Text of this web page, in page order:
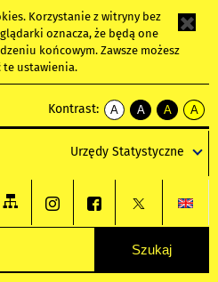
. Korzystanie z witryny bez
oznacza, że będą one
końcowym. Zawsze możesz
te ustawienia.
Kontrast:
A
kontrast
A
kontrast
tekst
czarnym
A
kontrast
tekst
czarnym
A
tekst
żółtym
Urzędy Statystyczne